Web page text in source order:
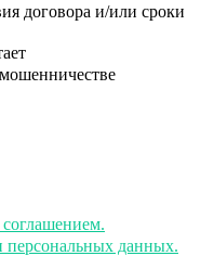
договора и/или сроки
персональных данных.